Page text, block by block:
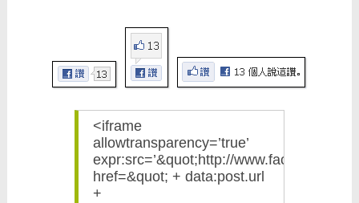
<iframe
allowtransparency=’true’
expr:src=’&quot;http://
href=&quot; + data:post.url
+